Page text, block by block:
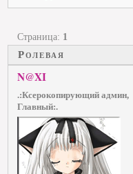
Ролевая
Страница: 1
N@XI
.:Ксерокопирующий админ,
Главный:.